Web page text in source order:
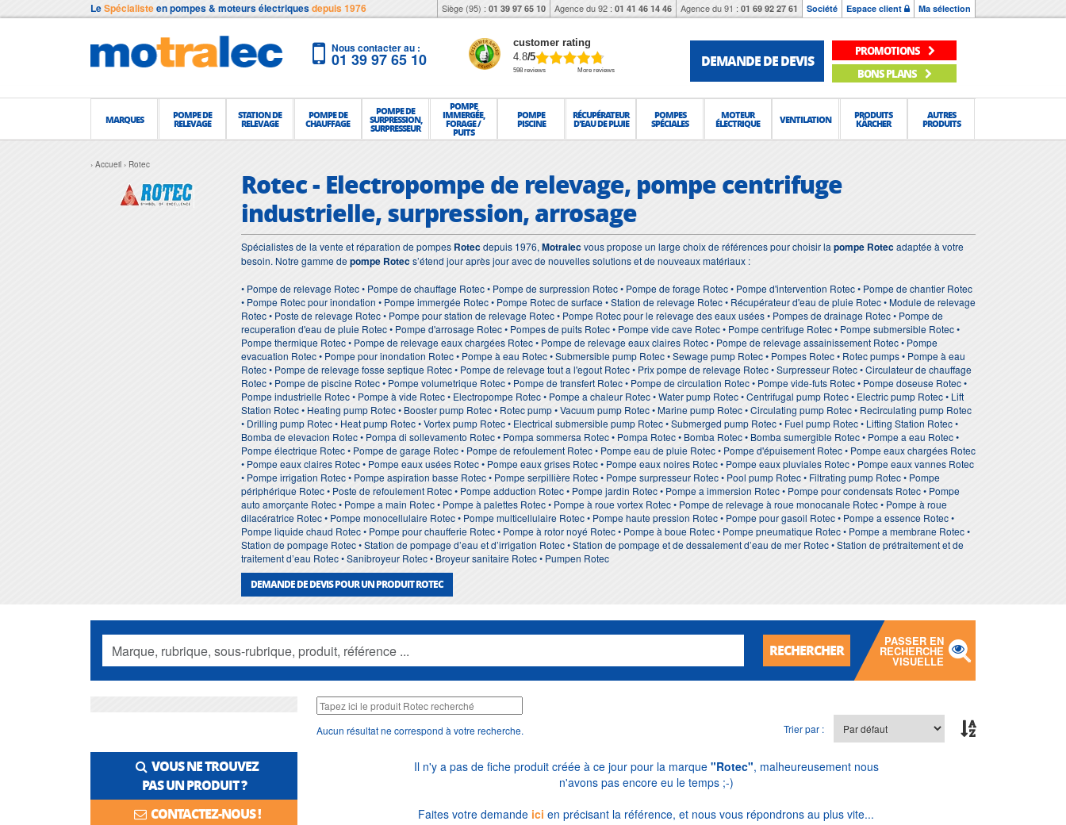
LeSpécialisteen pompes & moteurs électriquesdepuis 1976 Siège (95) : 01 39 97 65 10 Agence du 92 : 01 41 46 14 46 Agence du 91 : 01 69 92 27 61 Société Espace client Ma sélection
Nous contacter au :
01 39 97 65 10
customer rating
4.8/5
598 reviews More reviews
DEMANDE DE DEVIS
PROMOTIONS
BONS PLANS
MARQUES POMPE DE
RELEVAGE
STATION DE
RELEVAGE
POMPE DE
CHAUFFAGE
POMPE DE
SURPRESSION,
SURPRESSEUR
POMPE
IMMERGÉE,
FORAGE /
PUITS
POMPE
PISCINE
RÉCUPÉRATEUR
D'EAU DE PLUIE
POMPES
SPÉCIALES
MOTEUR
ÉLECTRIQUE VENTILATION PRODUITS
KÄRCHER
AUTRES
PRODUITS
Accueil Rotec
Rotec - Electropompe de relevage, pompe centrifuge
industrielle, surpression, arrosage
Spécialistes de la vente et réparation de pompes Rotecdepuis 1976, Motralecvous propose un large choix de références pour choisir la pompe Rotecadaptée à votre
besoin. Notre gamme depompe Rotecs’étend jour après jour avec de nouvelles solutions et de nouveaux matériaux :
• Pompe de relevage Rotec • Pompe de chauffage Rotec • Pompe de surpression Rotec • Pompe de forage Rotec • Pompe d'intervention Rotec • Pompe de chantier Rotec
• Pompe Rotec pour inondation • Pompe immergée Rotec • Pompe Rotec de surface • Station de relevage Rotec • Récupérateur d'eau de pluie Rotec • Module de relevage
Rotec • Poste de relevage Rotec • Pompe pour station de relevage Rotec • Pompe Rotec pour le relevage des eaux usées • Pompes de drainage Rotec • Pompe de
recuperation d'eau de pluie Rotec • Pompe d'arrosage Rotec • Pompes de puits Rotec • Pompe vide cave Rotec • Pompe centrifuge Rotec • Pompe submersible Rotec •
Pompe thermique Rotec • Pompe de relevage eaux chargées Rotec • Pompe de relevage eaux claires Rotec • Pompe de relevage assainissement Rotec • Pompe
evacuation Rotec • Pompe pour inondation Rotec • Pompe à eau Rotec • Submersible pump Rotec • Sewage pump Rotec • Pompes Rotec • Rotec pumps • Pompe à eau
Rotec • Pompe de relevage fosse septique Rotec • Pompe de relevage tout a l'egout Rotec • Prix pompe de relevage Rotec • Surpresseur Rotec • Circulateur de chauffage
Rotec • Pompe de piscine Rotec • Pompe volumetrique Rotec • Pompe de transfert Rotec • Pompe de circulation Rotec • Pompe vide-futs Rotec • Pompe doseuse Rotec •
Pompe industrielle Rotec • Pompe à vide Rotec • Electropompe Rotec • Pompe a chaleur Rotec • Water pump Rotec • Centrifugal pump Rotec • Electric pump Rotec • Lift
Station Rotec • Heating pump Rotec • Booster pump Rotec • Rotec pump • Vacuum pump Rotec • Marine pump Rotec • Circulating pump Rotec • Recirculating pump Rotec
• Drilling pump Rotec • Heat pump Rotec • Vortex pump Rotec • Electrical submersible pump Rotec • Submerged pump Rotec • Fuel pump Rotec • Lifting Station Rotec •
Bomba de elevacion Rotec • Pompa di sollevamento Rotec • Pompa sommersa Rotec • Pompa Rotec • Bomba Rotec • Bomba sumergible Rotec • Pompe a eau Rotec •
Pompe électrique Rotec • Pompe de garage Rotec • Pompe de refoulement Rotec • Pompe eau de pluie Rotec • Pompe d'épuisement Rotec • Pompe eaux chargées Rotec
• Pompe eaux claires Rotec • Pompe eaux usées Rotec • Pompe eaux grises Rotec • Pompe eaux noires Rotec • Pompe eaux pluviales Rotec • Pompe eaux vannes Rotec
• Pompe irrigation Rotec • Pompe aspiration basse Rotec • Pompe serpillière Rotec • Pompe surpresseur Rotec • Pool pump Rotec • Filtrating pump Rotec • Pompe
périphérique Rotec • Poste de refoulement Rotec • Pompe adduction Rotec • Pompe jardin Rotec • Pompe a immersion Rotec • Pompe pour condensats Rotec • Pompe
auto amorçante Rotec • Pompe a main Rotec • Pompe à palettes Rotec • Pompe à roue vortex Rotec • Pompe de relevage à roue monocanale Rotec • Pompe à roue
dilacératrice Rotec • Pompe monocellulaire Rotec • Pompe multicellulaire Rotec • Pompe haute pression Rotec • Pompe pour gasoil Rotec • Pompe a essence Rotec •
Pompe liquide chaud Rotec • Pompe pour chaufferie Rotec • Pompe à rotor noyé Rotec • Pompe à boue Rotec • Pompe pneumatique Rotec • Pompe a membrane Rotec •
Station de pompage Rotec • Station de pompage d’eau et d’irrigation Rotec • Station de pompage et de dessalement d’eau de mer Rotec • Station de prétraitement et de
traitement d’eau Rotec • Sanibroyeur Rotec • Broyeur sanitaire Rotec • Pumpen Rotec
DEMANDE DE DEVIS POUR UN PRODUIT ROTEC
RECHERCHER
PASSER EN
RECHERCHE
VISUELLE
VOUS NE TROUVEZ
PAS UN PRODUIT ?
CONTACTEZ-NOUS !
Aucun résultat ne correspond à votre recherche. Trier par :
Il n'y a pas de fiche produit créée à ce jour pour la marque "Rotec", malheureusement nous
n'avons pas encore eu le temps ;-)
Faites votre demande ici en précisant la référence, et nous vous répondrons au plus vite...